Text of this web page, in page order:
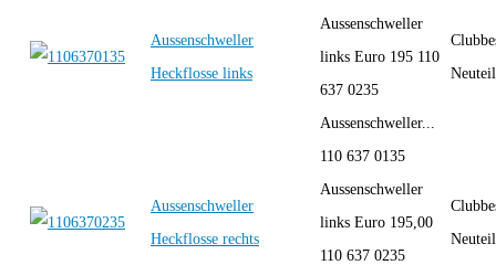
Aussenschweller
Heckflosse links
Aussenschweller
links Euro 195 110
637 0235
Aussenschweller...
Aussenschweller
Heckflosse rechts
110 637 0135
Aussenschweller
links Euro 195,00
110 637 0235